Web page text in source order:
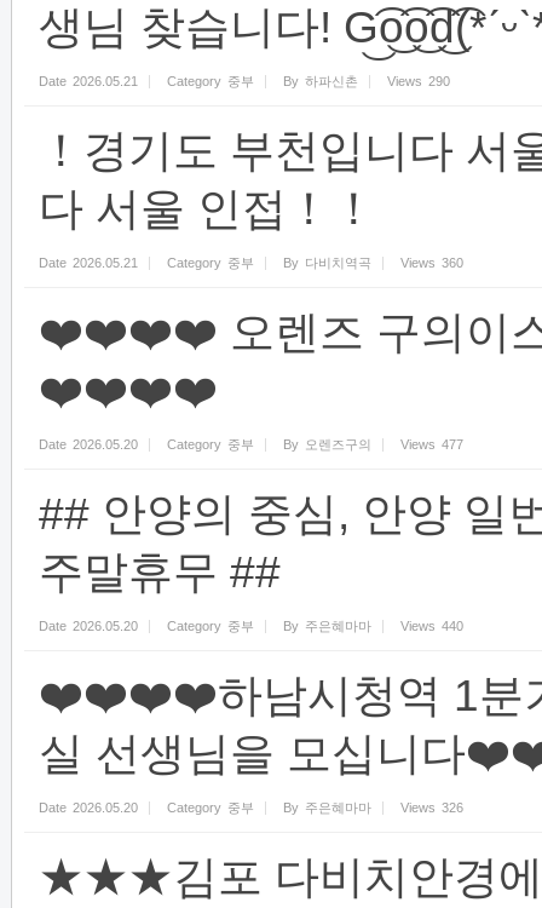
생님 찾습니다!
Date 2026.05.21 Category 중부 By 하파신촌 Views 290
！경기도 부천입니다
다 서울 인접！！
Date 2026.05.21 Category 중부 By 다비치역곡 Views 360
❤️❤️❤️❤️ 오렌즈 구의이스
❤️❤️❤️❤️
Date 2026.05.20 Category 중부 By 오렌즈구의 Views 477
## 안양의 중심, 안양 일
주말휴무 ##
Date 2026.05.20 Category 중부 By 주은혜마마 Views 440
❤️​❤️​❤️​❤️​하남시청역 1분
실 선생님을 모십니
Date 2026.05.20 Category 중부 By 주은혜마마 Views 326
★★★김포 다비치안경에